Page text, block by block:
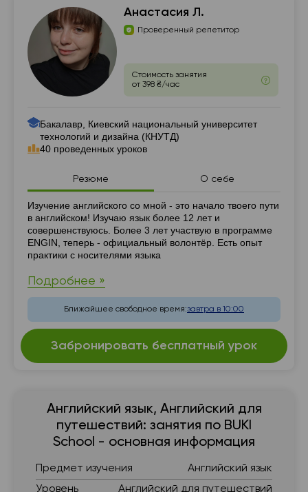
Анастасия Л.
Проверенный репетитор
Стоимость занятия
от 398 ₴/час
Бакалавр, Киевский национальный университет
технологий и дизайна (КНУТД)
40 проведенных уроков
Резюме О себе
Резюме
Изучение английского со мной - это начало твоего пути
в английском! Изучаю язык более 12 лет и
совершенствуюсь. Более 3 лет участвую в программе
ENGIN, теперь - официальный волонтёр. Есть опыт
практики с носителями языка
Подробнее »
Ближайшее свободное время:завтра в 10:00
Забронировать бесплатный урок
Английский язык, Английский для
путешествий: занятия по BUKI
School - основная информация
Предмет изучения
Английский язык
Уровень
Английский для путешествий